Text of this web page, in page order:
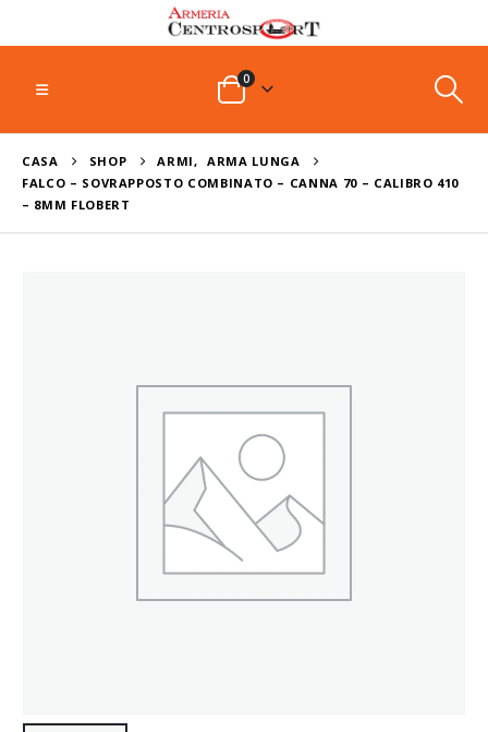
0
CASA SHOP ARMI,
ARMA LUNGA
FALCO – SOVRAPPOSTO COMBINATO – CANNA 70 – CALIBRO 410
– 8MM FLOBERT